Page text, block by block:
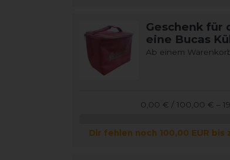
Geschenk für
eine Bucas
Ab einem
0,00 € / 100,00 € –
Dir fehlen noch 100,00 EUR bis